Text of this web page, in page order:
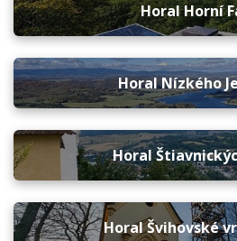
Horal Horní
Horal Nízkého
Horal
Horal Švihovské